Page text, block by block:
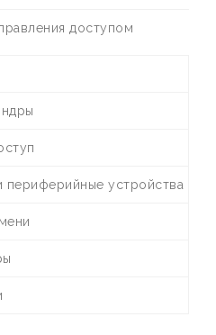
доступом
периферийные устройства